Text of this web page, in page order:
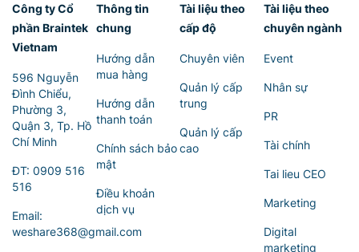
Công ty Cổ
phần Braintek
Vietnam
596 Nguyễn
Đình Chiểu,
Phường 3,
Quận 3, Tp. Hồ
Chí Minh
ĐT: 0909 516
516
Email:
weshare368@gmail.com
Thông tin
chung
Hướng dẫn
mua hàng
Hướng dẫn
thanh toán
Chính sách bảo
mật
Điều khoản
dịch vụ
Tài liệu theo
cấp độ
Chuyên viên
Quản lý cấp
trung
Quản lý cấp
cao
Tài liệu theo
chuyên ngành
Event
Nhân sự
PR
Tài chính
Tai lieu CEO
Marketing
Digital
marketing